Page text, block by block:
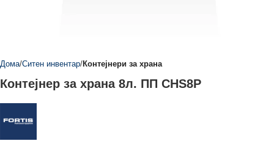
Дома Ситен инвентар Контејнери за храна
Контејнер за храна 8л. ПП CHS8P